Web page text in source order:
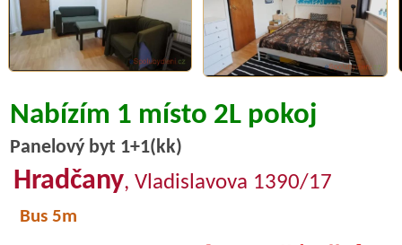
Nabízím 1 místo 2L pokoj
Panelový byt 1+1(kk)
Hradčany, Vladislavova 1390/17
Bus 5m